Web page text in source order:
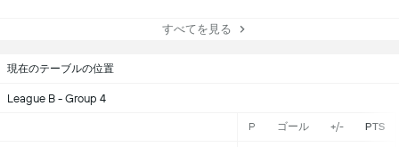
現在のテーブルの位置
League B - Group 4
P ゴール +/- PTS
すべてを見る